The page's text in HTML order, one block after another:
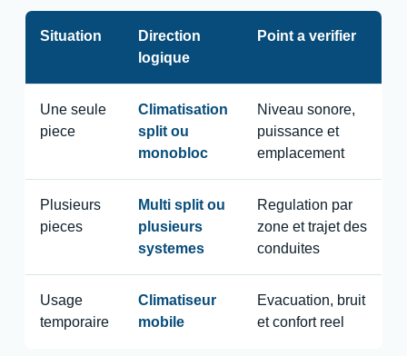
Situation
Direction
logique
Point a verifier
Une seule
piece
Climatisation
split ou
monobloc
Niveau sonore,
puissance et
emplacement
Plusieurs
pieces
Multi split ou
plusieurs
systemes
Regulation par
zone et trajet des
conduites
Usage
temporaire
Climatiseur
mobile
Evacuation, bruit
et confort reel